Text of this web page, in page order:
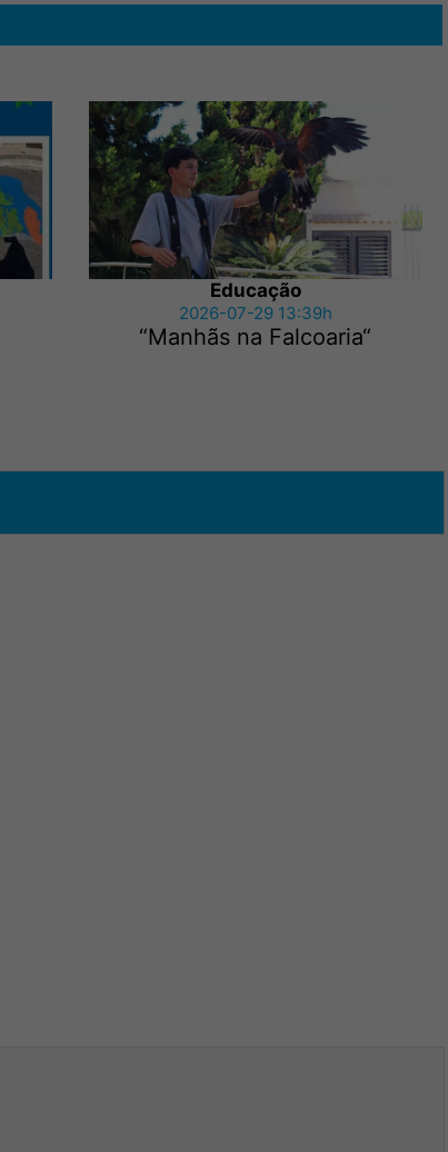
Educação
2026-07-29 13:39h
“Manhãs na Falcoaria“